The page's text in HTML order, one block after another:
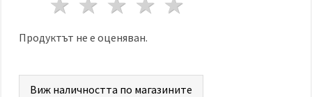
Продуктът не е оценяван.
Виж наличността по магазините